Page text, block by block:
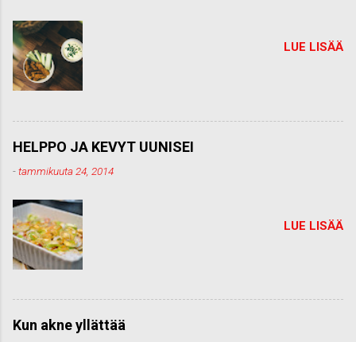
LUE LISÄÄ
HELPPO JA KEVYT UUNISEI
-tammikuuta 24, 2014
LUE LISÄÄ
Kun akne yllättää